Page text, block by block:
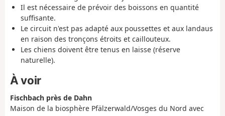
Il est nécessaire de prévoir des boissons en quantité
suffisante.
Le circuit n'est pas adapté aux poussettes et aux landaus
en raison des tronçons étroits et caillouteux.
Les chiens doivent être tenus en laisse (réserve
naturelle).
À voir
Fischbach près de Dahn
Maison de la biosphère Pfälzerwald/Vosges du Nord avec